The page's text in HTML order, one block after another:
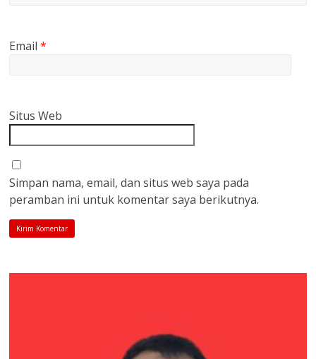
Email*
Situs Web
Simpan nama, email, dan situs web saya pada
peramban ini untuk komentar saya berikutnya.